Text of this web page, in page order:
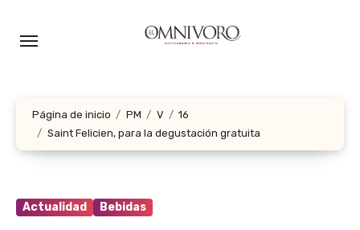
Página de inicio PM V
16
Saint Felicien, para la degustación gratuita
Actualidad Bebidas